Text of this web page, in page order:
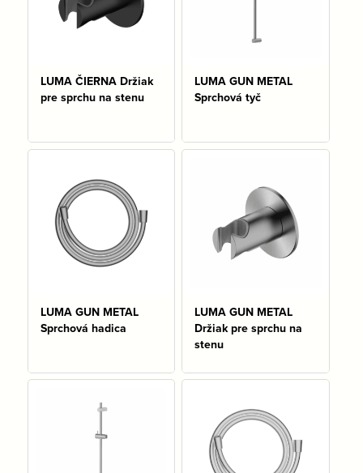
LUMA ČIERNA Držiak
pre sprchu na stenu
LUMA GUN METAL
Sprchová tyč
LUMA GUN METAL
Sprchová hadica
LUMA GUN METAL
Držiak pre sprchu na
stenu